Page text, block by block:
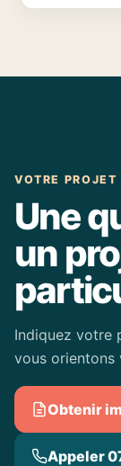
VOTRE PROJET
Une
un
Indiquez votre
vous orientons
Obtenir
Appeler